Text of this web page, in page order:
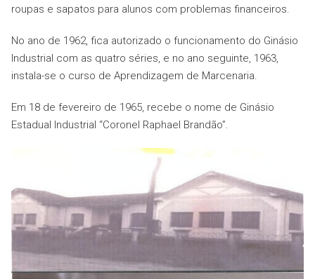
roupas e sapatos para alunos com problemas financeiros.
No ano de 1962, fica autorizado o funcionamento do Ginásio
Industrial com as quatro séries, e no ano seguinte, 1963,
instala-se o curso de Aprendizagem de Marcenaria.
Em 18 de fevereiro de 1965, recebe o nome de Ginásio
Estadual Industrial “Coronel Raphael Brandão”.